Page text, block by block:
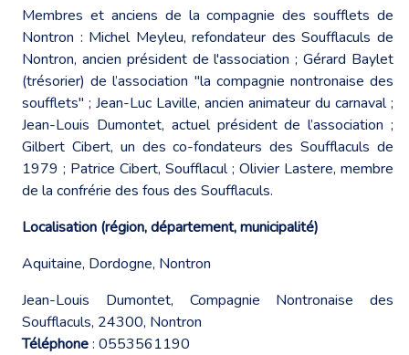
Membres et anciens de la compagnie des soufflets de
Nontron : Michel Meyleu, refondateur des Soufflaculs de
Nontron, ancien président de l'association ; Gérard Baylet
(trésorier) de l’association "la compagnie nontronaise des
soufflets" ; Jean-Luc Laville, ancien animateur du carnaval ;
Jean-Louis Dumontet, actuel président de l’association ;
Gilbert Cibert, un des co-fondateurs des Soufflaculs de
1979 ; Patrice Cibert, Soufflacul ; Olivier Lastere, membre
de la confrérie des fous des Soufflaculs.
Localisation (région, département, municipalité)
Aquitaine, Dordogne, Nontron
Jean-Louis Dumontet, Compagnie Nontronaise des
Soufflaculs, 24300, Nontron
Téléphone: 0553561190